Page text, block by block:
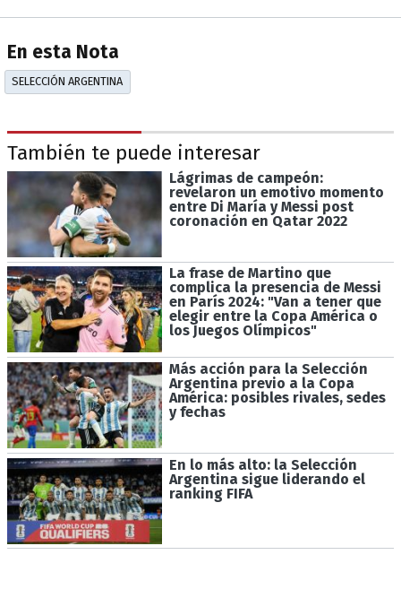
En esta Nota
SELECCIÓN ARGENTINA
También te puede interesar
Lágrimas de campeón:
revelaron un emotivo momento
entre Di María y Messi post
coronación en Qatar 2022
La frase de Martino que
complica la presencia de Messi
en París 2024: "Van a tener que
elegir entre la Copa América o
los Juegos Olímpicos"
Más acción para la Selección
Argentina previo a la Copa
América: posibles rivales, sedes
y fechas
En lo más alto: la Selección
Argentina sigue liderando el
ranking FIFA